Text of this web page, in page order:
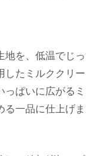
地を、低温でじっ
したミルククリー
ぱいに広がるミ
一品に仕上げま